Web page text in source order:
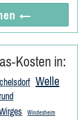
←
Kosten in:
Welle
Windesheim